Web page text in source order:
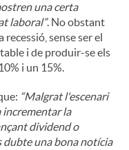
una certa
laboral”. No obstant
recessió, sense ser el
i de produir-se els
i un 15%.
“Malgrat l'escenari
incrementar la
dividend o
dubte una bona notícia